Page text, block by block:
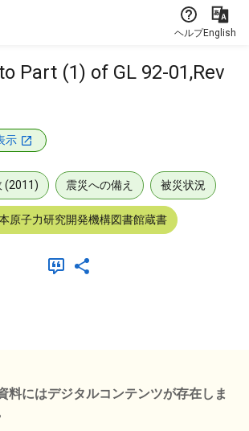
ヘルプEnglish
Part (1) of GL 92-01,Rev
示
(2011) 震災への備え 被災状況
原子力研究開発機構図書館蔵書
料にはデジタルコンテンツが存在しま